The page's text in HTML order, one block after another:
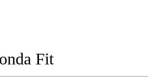
Fit